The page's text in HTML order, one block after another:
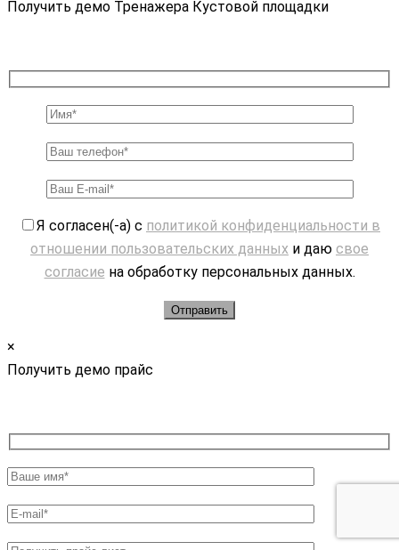
Получить демо Тренажера Кустовой площадки
Я согласен(-а) с политикой конфиденциальности в
отношении пользовательских данных и даю свое
согласие на обработку персональных данных.
×
Получить демо прайс